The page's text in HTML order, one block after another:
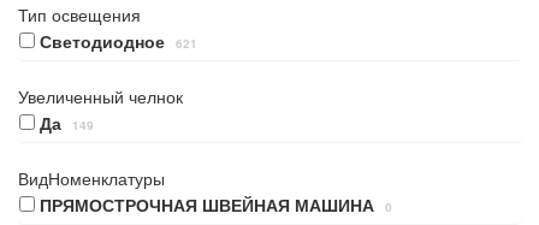
Тип освещения
Светодиодное
621
Увеличенный челнок
Да
149
ВидНоменклатуры
ПРЯМОСТРОЧНАЯ ШВЕЙНАЯ МАШИНА
0